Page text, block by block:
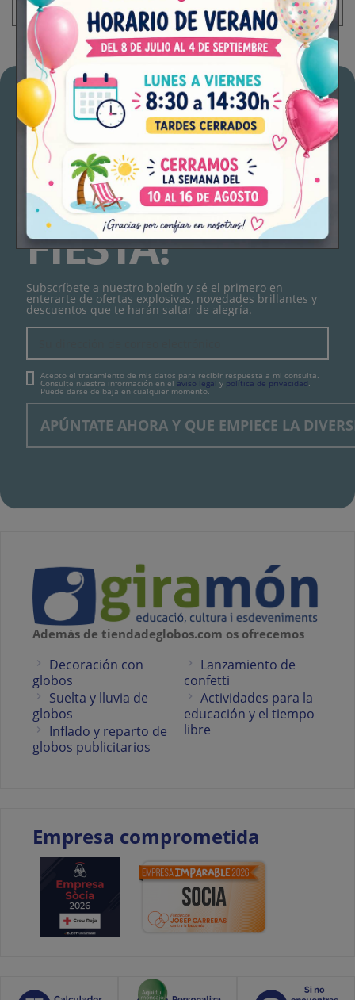
¡NO TE
PIERDAS LA
FIESTA!
Subscríbete a nuestro boletín y sé el primero en
enterarte de ofertas explosivas, novedades brillantes y
descuentos que te harán saltar de alegría.
Acepto el tratamiento de mis datos para recibir respuesta a mi consulta.
Consulte nuestra información en el aviso legal y política de privacidad.
Puede darse de baja en cualquier momento.
Además de tiendadeglobos.com os ofrecemos
Decoración con
globos
Suelta y lluvia de
globos
Inflado y reparto de
globos publicitarios
Lanzamiento de
confetti
Actividades para la
educación y el tiempo
libre
Empresa comprometida